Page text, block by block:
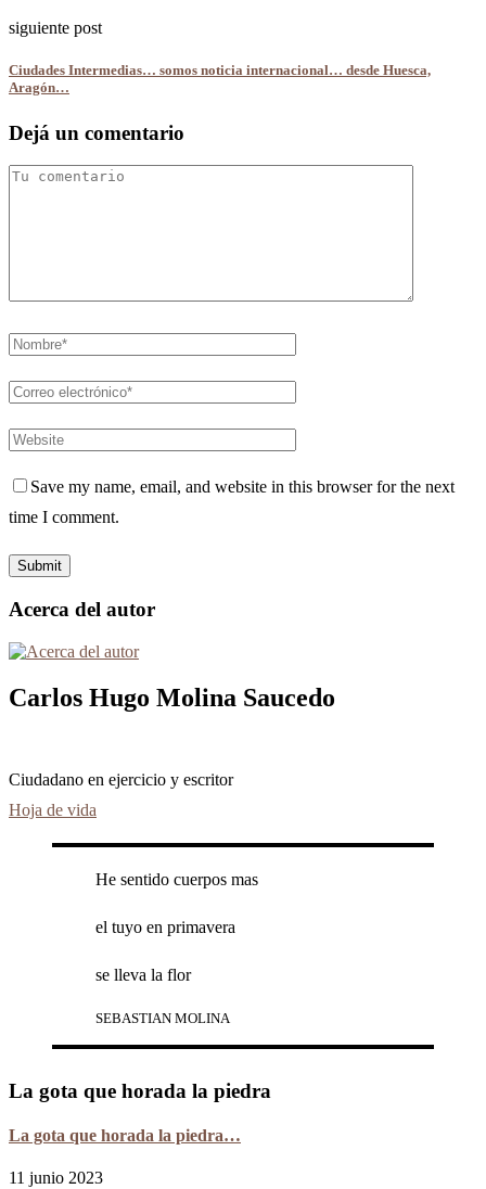
siguiente post
Ciudades Intermedias… somos noticia internacional… desde Huesca,
Aragón…
Dejá un comentario
Save my name, email, and website in this browser for the next
time I comment.
Acerca del autor
Carlos Hugo Molina Saucedo
Ciudadano en ejercicio y escritor
Hoja de vida
He sentido cuerpos mas
el tuyo en primavera
se lleva la flor
SEBASTIAN MOLINA
La gota que horada la piedra
La gota que horada la piedra…
11 junio 2023